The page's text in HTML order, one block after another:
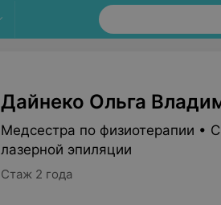
Дайнеко Ольга
Медсестра по физиотерапии •
лазерной эпиляции
Стаж 2 года